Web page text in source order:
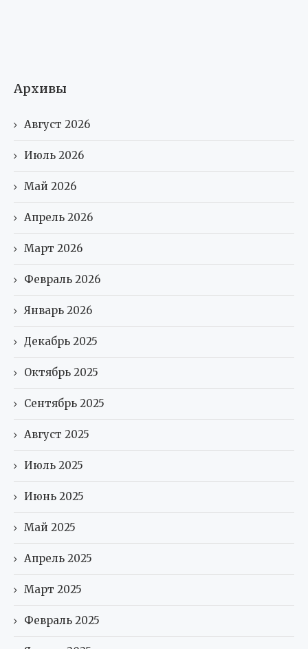
Архивы
Август 2026
Июль 2026
Май 2026
Апрель 2026
Март 2026
Февраль 2026
Январь 2026
Декабрь 2025
Октябрь 2025
Сентябрь 2025
Август 2025
Июль 2025
Июнь 2025
Май 2025
Апрель 2025
Март 2025
Февраль 2025